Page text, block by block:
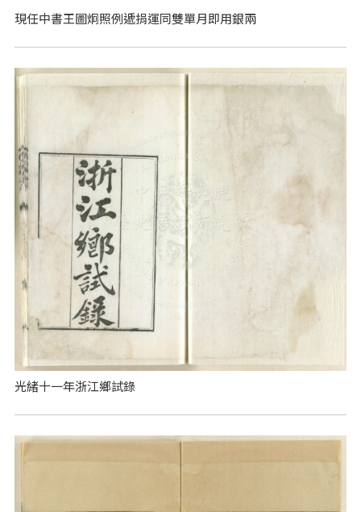
現任中書王圖炯照例遞捐運同雙單月即用銀兩
光緒十一年浙江鄉試錄